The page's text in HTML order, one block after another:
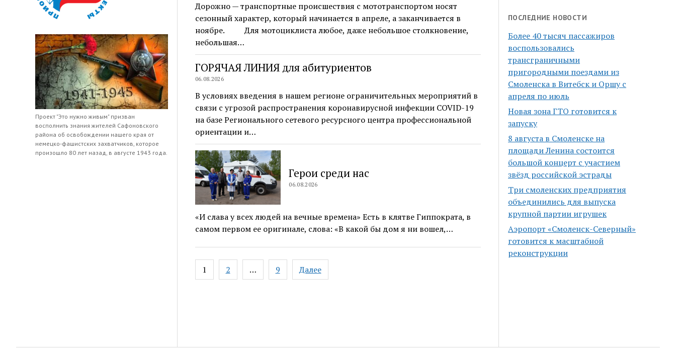
Проект "Это нужно живым" призван
восполнить знания жителей Сафоновского
района об освобождении нашего края от
немецко-фашистских захватчиков, которое
произошло 80 лет назад, в августе 1943 года.
Дорожно — транспортные происшествия с мототранспортом носят
сезонный характер, который начинается в апреле, а заканчивается в
ноябре. Для мотоциклиста любое, даже небольшое столкновение,
небольшая…
ГОРЯЧАЯ ЛИНИЯ для абитуриентов
06.08.2026
В условиях введения в нашем регионе ограничительных мероприятий в
связи с угрозой распространения коронавирусной инфекции COVID-19
на базе Регионального сетевого ресурсного центра профессиональной
ориентации и…
Герои среди нас
06.08.2026
«И слава у всех людей на вечные времена» Есть в клятве Гиппократа, в
самом первом ее оригинале, слова: «В какой бы дом я ни вошел,…
Навигация
по
1 2 … 9 Далее
ПОСЛЕДНИЕ НОВОСТИ
Более 40 тысяч пассажиров
воспользовались
трансграничными
пригородными поездами из
Смоленска в Витебск и Оршу с
апреля по июль
Новая зона ГТО готовится к
запуску
8 августа в Смоленске на
площади Ленина состоится
большой концерт с участием
звёзд российской эстрады
Три смоленских предприятия
объединились для выпуска
крупной партии игрушек
Аэропорт «Смоленск-Северный»
готовится к масштабной
реконструкции